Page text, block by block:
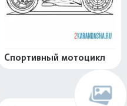
Спортивный мотоцикл